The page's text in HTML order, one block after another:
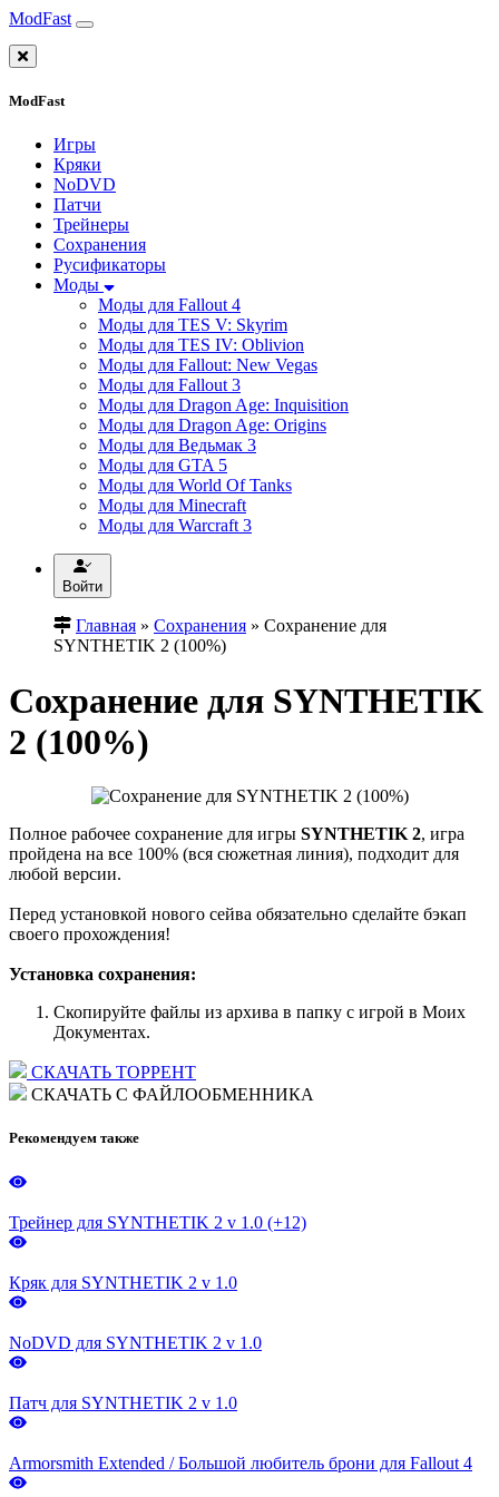
ModFast
ModFast
Игры
Кряки
NoDVD
Патчи
Трейнеры
Сохранения
Русификаторы
Моды
Моды для Fallout 4
Моды для TES V: Skyrim
Моды для TES IV: Oblivion
Моды для Fallout: New Vegas
Моды для Fallout 3
Моды для Dragon Age: Inquisition
Моды для Dragon Age: Origins
Моды для Ведьмак 3
Моды для GTA 5
Моды для World Of Tanks
Моды для Minecraft
Моды для Warcraft 3
Войти
Главная » Сохранения » Сохранение для
SYNTHETIK 2 (100%)
Сохранение для SYNTHETIK
2 (100%)
Полное рабочее сохранение для игры SYNTHETIK 2, игра
пройдена на все 100% (вся сюжетная линия), подходит для
любой версии.
Перед установкой нового сейва обязательно сделайте бэкап
своего прохождения!
Установка сохранения:
Скопируйте файлы из архива в папку с игрой в Моих
Документах.
СКАЧАТЬ ТОРРЕНТ
СКАЧАТЬ С ФАЙЛООБМЕННИКА
Рекомендуем также
Трейнер для SYNTHETIK 2 v 1.0 (+12)
Кряк для SYNTHETIK 2 v 1.0
NoDVD для SYNTHETIK 2 v 1.0
Патч для SYNTHETIK 2 v 1.0
Armorsmith Extended / Большой любитель брони для Fallout 4